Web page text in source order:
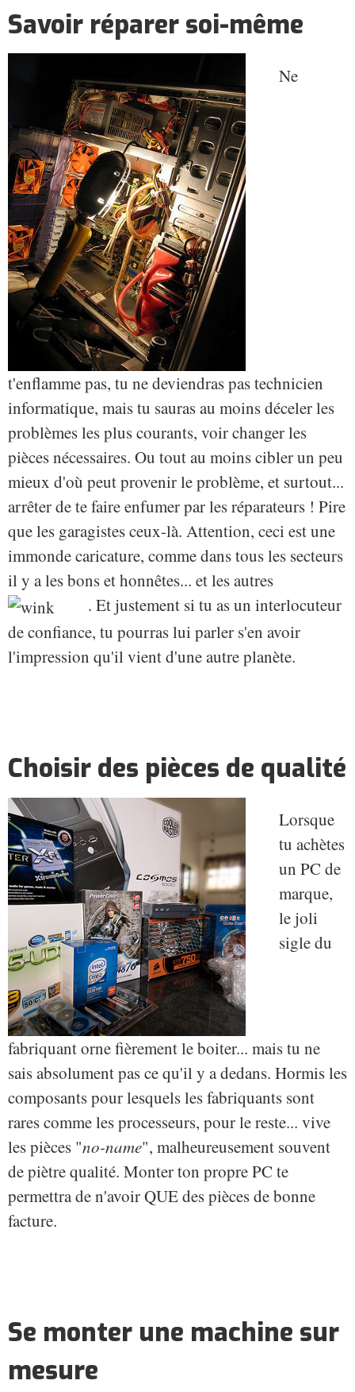
Savoir réparer soi-même
Ne
t'enflamme pas, tu ne deviendras pas technicien
informatique, mais tu sauras au moins déceler les
problèmes les plus courants, voir changer les
pièces nécessaires. Ou tout au moins cibler un peu
mieux d'où peut provenir le problème, et surtout...
arrêter de te faire enfumer par les réparateurs ! Pire
que les garagistes ceux-là. Attention, ceci est une
immonde caricature, comme dans tous les secteurs
il y a les bons et honnêtes... et les autres
. Et justement si tu as un interlocuteur
de confiance, tu pourras lui parler s'en avoir
l'impression qu'il vient d'une autre planète.
Choisir des pièces de qualité
Lorsque
tu achètes
un PC de
marque,
le joli
sigle du
fabriquant orne fièrement le boiter... mais tu ne
sais absolument pas ce qu'il y a dedans. Hormis les
composants pour lesquels les fabriquants sont
rares comme les processeurs, pour le reste... vive
les pièces "no-name", malheureusement souvent
de piètre qualité. Monter ton propre PC te
permettra de n'avoir QUE des pièces de bonne
facture.
Se monter une machine sur
mesure